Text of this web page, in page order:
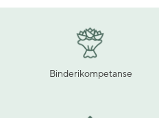
Binderikompetanse